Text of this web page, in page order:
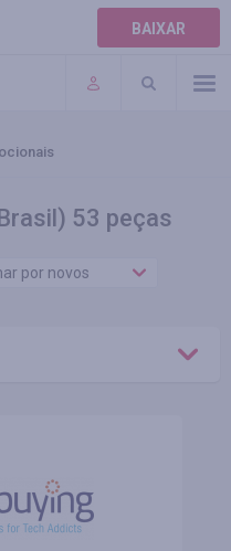
BAIXAR
53 peças
por novos